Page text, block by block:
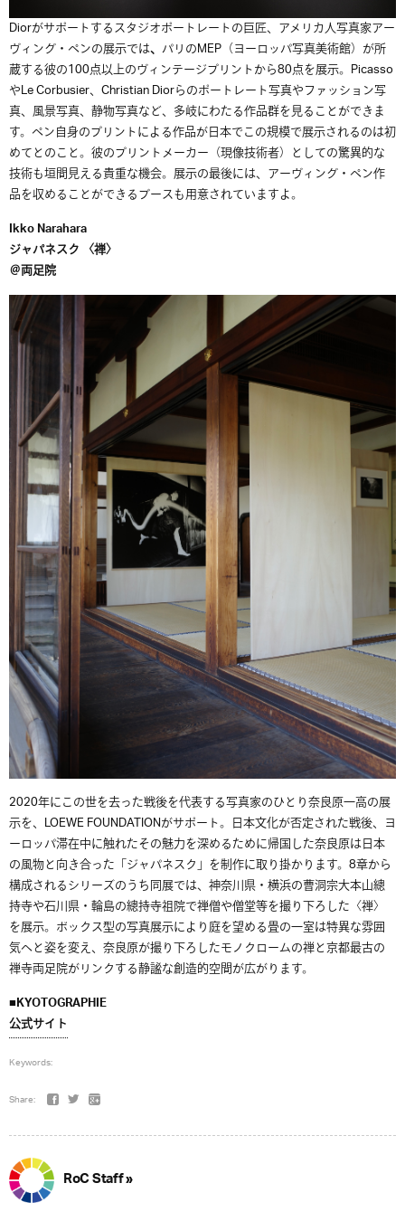
Diorがサポートするスタジオポートレートの巨匠、アメリカ人写真家アー
ヴィング・ペンの展示では、 パリのMEP（ヨーロッパ写真美術館）が所
蔵する彼の100点以上のヴィンテージプリントから80点を展示。Picasso
やLe Corbusier、Christian Diorらのポートレート写真やファッション写
真、風景写真、静物写真など、多岐にわたる作品群を見ることができま
す。ペン自身のプリントによる作品が日本でこの規模で展示されるのは初
めてとのこと。彼のプリントメーカー（現像技術者）としての驚異的な
技術も垣間見える貴重な機会。展示の最後には、アーヴィング・ペン作
品を収めることができるブースも用意されていますよ。
Ikko Narahara
ジャパネスク 〈禅〉
＠両足院
2020年にこの世を去った戦後を代表する写真家のひとり奈良原一高の展
示を、LOEWE FOUNDATIONがサポート。日本文化が否定された戦後、ヨ
ーロッパ滞在中に触れたその魅力を深めるために帰国した奈良原は日本
の風物と向き合った「ジャパネスク」を制作に取り掛かります。8章から
構成されるシリーズのうち同展では、神奈川県・横浜の曹洞宗大本山總
持寺や石川県・輪島の總持寺祖院で禅僧や僧堂等を撮り下ろした〈禅〉
を展示。ボックス型の写真展示により庭を望める畳の一室は特異な雰囲
気へと姿を変え、奈良原が撮り下ろしたモノクロームの禅と京都最古の
禅寺両足院がリンクする静謐な創造的空間が広がります。
■KYOTOGRAPHIE
公式サイト
Keywords:
Share:
RoC Staff »